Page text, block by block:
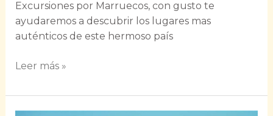
Excursiones por Marruecos, con gusto te
ayudaremos a descubrir los lugares mas
auténticos de este hermoso país
Leer más »